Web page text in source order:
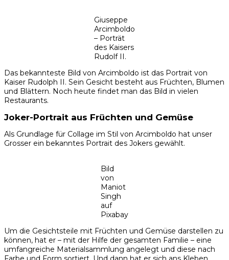
Giuseppe
Arcimboldo
– Porträt
des Kaisers
Rudolf II.
Das bekannteste Bild von Arcimboldo ist das Portrait von
Kaiser Rudolph II. Sein Gesicht besteht aus Früchten, Blumen
und Blättern. Noch heute findet man das Bild in vielen
Restaurants.
Joker-Portrait aus Früchten und Gemüse
Als Grundlage für Collage im Stil von Arcimboldo hat unser
Grosser ein bekanntes Portrait des Jokers gewählt.
Bild
von
Maniot
Singh
auf
Pixabay
Um die Gesichtsteile mit Früchten und Gemüse darstellen zu
können, hat er – mit der Hilfe der gesamten Familie – eine
umfangreiche Materialsammlung angelegt und diese nach